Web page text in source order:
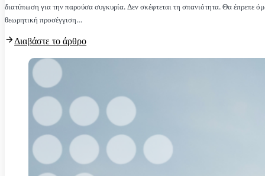
διατύπωση για την παρούσα συγκυρία. Δεν σκέφτεται τη σπανιότητα. Θα έπρεπε
θεωρητική προσέγγιση…
Διαβάστε το άρθρο